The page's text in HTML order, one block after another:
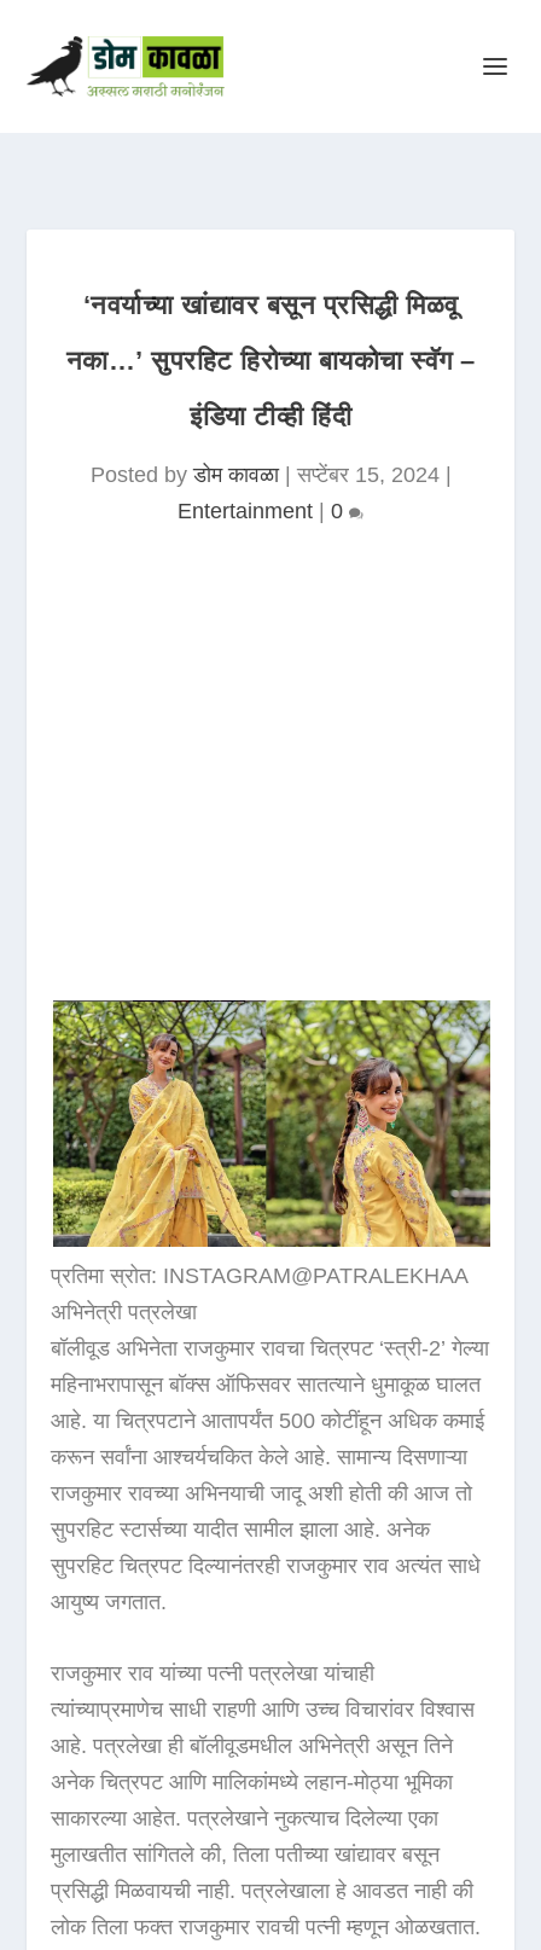
‘नवर्याच्या खांद्यावर बसून प्रसिद्धी मिळवू
नका…’ सुपरहिट हिरोच्या बायकोचा स्वॅग –
इंडिया टीव्ही हिंदी
Posted byडोम कावळा|सप्टेंबर 15, 2024|
Entertainment
0
प्रतिमा स्रोत: INSTAGRAM@PATRALEKHAA
अभिनेत्री पत्रलेखा
बॉलीवूड अभिनेता राजकुमार रावचा चित्रपट ‘स्त्री-2’ गेल्या
महिनाभरापासून बॉक्स ऑफिसवर सातत्याने धुमाकूळ घालत
आहे. या चित्रपटाने आतापर्यंत 500 कोटींहून अधिक कमाई
करून सर्वांना आश्चर्यचकित केले आहे. सामान्य दिसणाऱ्या
राजकुमार रावच्या अभिनयाची जादू अशी होती की आज तो
सुपरहिट स्टार्सच्या यादीत सामील झाला आहे. अनेक
सुपरहिट चित्रपट दिल्यानंतरही राजकुमार राव अत्यंत साधे
आयुष्य जगतात.
राजकुमार राव यांच्या पत्नी पत्रलेखा यांचाही
त्यांच्याप्रमाणेच साधी राहणी आणि उच्च विचारांवर विश्वास
आहे. पत्रलेखा ही बॉलीवूडमधील अभिनेत्री असून तिने
अनेक चित्रपट आणि मालिकांमध्ये लहान-मोठ्या भूमिका
साकारल्या आहेत. पत्रलेखाने नुकत्याच दिलेल्या एका
मुलाखतीत सांगितले की, तिला पतीच्या खांद्यावर बसून
प्रसिद्धी मिळवायची नाही. पत्रलेखाला हे आवडत नाही की
लोक तिला फक्त राजकुमार रावची पत्नी म्हणून ओळखतात.